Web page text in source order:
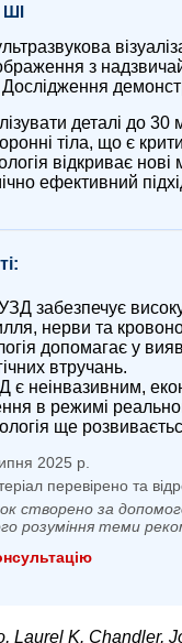
ШІ
з
деталі до
тіла, що є
відкриває
ефективний
забезпечує високу
нерви та
допомагає у
втручань.
є неінвазивним,
в режимі
ще
2025 р.
перевірено та
створено за
розуміння теми
Laurel K. Chandler,